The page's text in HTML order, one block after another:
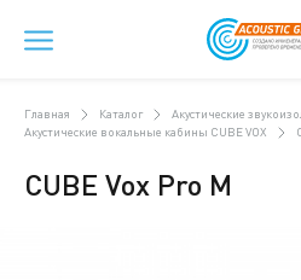
Главная Каталог
Акустические
Акустические вокальные кабины CUBE VOX
CUBE Vox Pro M